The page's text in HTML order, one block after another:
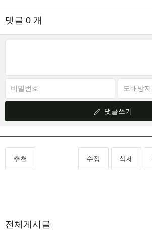
댓글 0 개
댓글쓰기
추천 수정 삭제
전체게시글